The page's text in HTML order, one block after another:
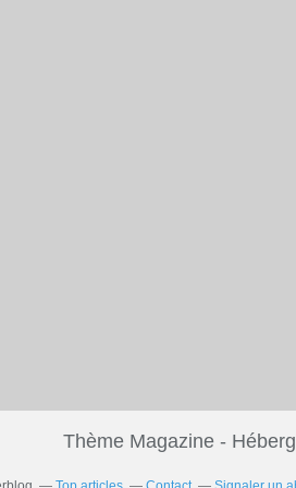
Thème Magazine -